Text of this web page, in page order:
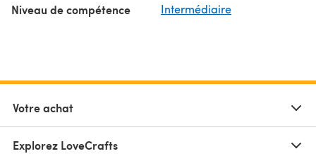
Niveau de compétence Intermédiaire
Votre achat
Explorez LoveCrafts